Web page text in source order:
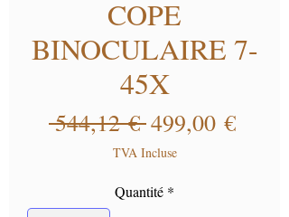
COPE
BINOCULAIRE 7-
45X
544,12 € Prix original
499,00 €Prix
TVA Incluse
Quantité *